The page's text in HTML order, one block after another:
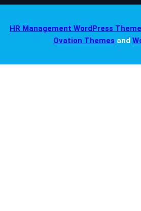
HR Management WordPress
Ovation Themes and